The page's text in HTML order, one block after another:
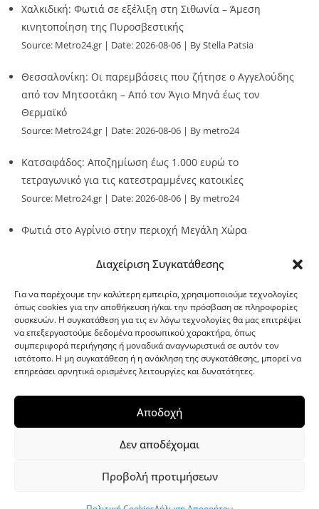
Διαχείριση Συγκατάθεσης
Για να παρέχουμε την καλύτερη εμπειρία, χρησιμοποιούμε τεχνολογίες
όπως cookies για την αποθήκευση ή/και την πρόσβαση σε πληροφορίες
συσκευών. Η συγκατάθεση για τις εν λόγω τεχνολογίες θα μας επιτρέψει
να επεξεργαστούμε δεδομένα προσωπικού χαρακτήρα, όπως
συμπεριφορά περιήγησης ή μοναδικά αναγνωριστικά σε αυτόν τον
ιστότοπο. Η μη συγκατάθεση ή η ανάκληση της συγκατάθεσης, μπορεί να
επηρεάσει αρνητικά ορισμένες λειτουργίες και δυνατότητες.
Αποδοχή
Δεν αποδέχομαι
Προβολή προτιμήσεων
Χαλκιδική: Φωτιά σε εξέλιξη στη Σιθωνία – Άμεση
κινητοποίηση της Πυροσβεστικής
Source: Metro24.gr Date: 2026-08-06 By Stella Patsia
Θεσσαλονίκη: Οι παρεμβάσεις που ζήτησε ο Αγγελούδης
από τον Μητσοτάκη – Από τον Άγιο Μηνά έως τον
Θερμαϊκό
Source: Metro24.gr Date: 2026-08-06 By metro24
Κατσαφάδος: Αποζημίωση έως 1.000 ευρώ το
τετραγωνικό για τις κατεστραμμένες κατοικίες
Source: Metro24.gr Date: 2026-08-06 By metro24
Φωτιά στο Αγρίνιο στην περιοχή Μεγάλη Χώρα
G-point.gr
WordPress Theme|Viral Newsby HashThemes